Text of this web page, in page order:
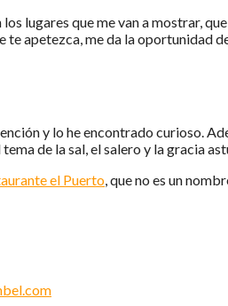
lugares que me van a mostrar,
apetezca, me da la oportunidad
y lo he encontrado curioso.
de la sal, el salero y la gracia
el Puerto, que no es un